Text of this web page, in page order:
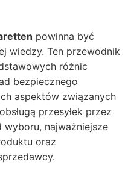
powinna być
wiedzy. Ten przewodnik
różnic
bezpiecznego
aspektów związanych
przesyłek przez
wyboru, najważniejsze
oraz